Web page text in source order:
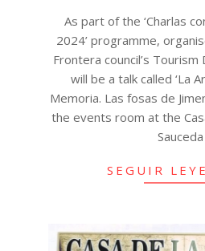
As part of the ‘Charlas
2024’ programme,
Frontera council’s
will be a talk called ‘La
Memoria. Las fosas de
the events room at the
Sauceda
SEGUIR